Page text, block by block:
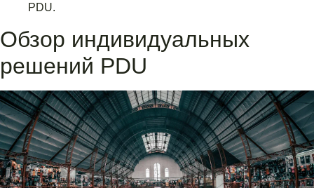
PDU.
Обзор индивидуальных
решений PDU